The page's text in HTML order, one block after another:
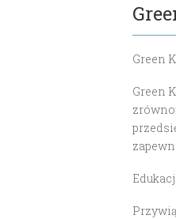
Green
Green